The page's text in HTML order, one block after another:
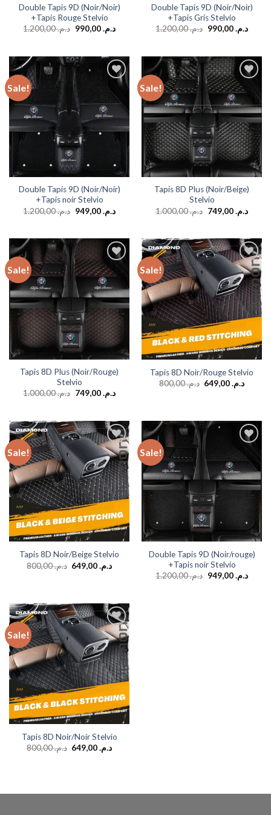
Double Tapis 9D (Noir/Noir)
+Tapis Rouge Stelvio
د.م.1.200,00 د.م.990,00
Double Tapis 9D (Noir/Noir)
+Tapis Gris Stelvio
د.م.1.200,00 د.م.990,00
Sale!
Add to
wishlist
Double Tapis 9D (Noir/Noir)
+Tapis noir Stelvio
د.م.1.200,00 د.م.949,00
Sale!
Add to
wishlist
Tapis 8D Plus (Noir/Beige)
Stelvio
د.م.1.000,00 د.م.749,00
Sale!
Add to
wishlist
Tapis 8D Plus (Noir/Rouge)
Stelvio
د.م.1.000,00 د.م.749,00
Sale!
Add to
wishlist
Tapis 8D Noir/Rouge Stelvio
د.م.800,00 د.م.649,00
Sale!
Add to
wishlist
Tapis 8D Noir/Beige Stelvio
د.م.800,00 د.م.649,00
Sale!
Add to
wishlist
Double Tapis 9D (Noir/rouge)
+Tapis noir Stelvio
د.م.1.200,00 د.م.949,00
Sale!
Add to
wishlist
Tapis 8D Noir/Noir Stelvio
د.م.800,00 د.م.649,00